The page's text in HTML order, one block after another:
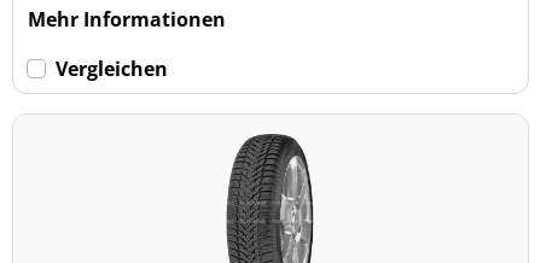
Mehr Informationen
Vergleichen